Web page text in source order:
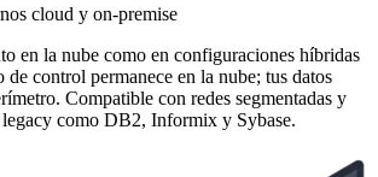
cloud y on-premise
en la nube como en configuraciones híbridas
control permanece en la nube; tus datos
Compatible con redes segmentadas y
legacy como DB2, Informix y Sybase.